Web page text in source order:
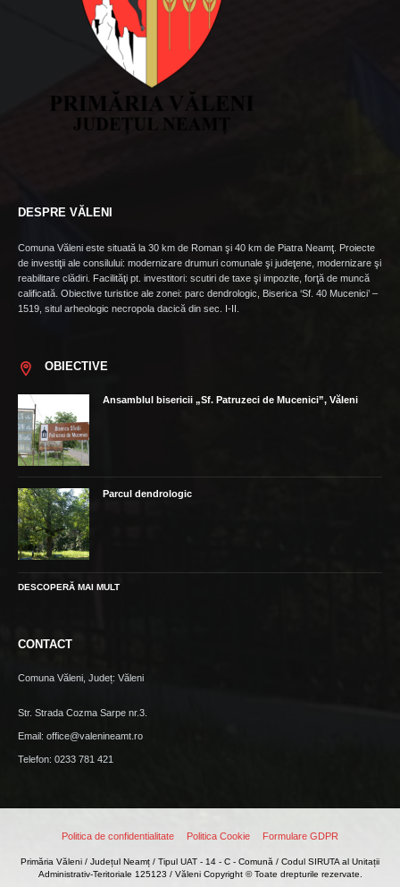
DESPRE VĂLENI
Comuna Văleni este situată la 30 km de Roman şi 40 km de Piatra Neamţ. Proiecte
de investiţii ale consilului: modernizare drumuri comunale şi judeţene, modernizare şi
reabilitare clădiri. Facilităţi pt. investitori: scutiri de taxe şi impozite, forţă de muncă
calificată. Obiective turistice ale zonei: parc dendrologic, Biserica ‘Sf. 40 Mucenici’ –
1519, situl arheologic necropola dacică din sec. I-II.
OBIECTIVE
Ansamblul bisericii „Sf. Patruzeci de Mucenici”, Văleni
Parcul dendrologic
DESCOPERĂ MAI MULT
CONTACT
Comuna Văleni, Județ: Văleni
Str. Strada Cozma Sarpe nr.3.
Email: office@valenineamt.ro
Telefon: 0233 781 421
Politica de confidentialitate Politica Cookie Formulare GDPR
Primăria Văleni / Județul Neamț / Tipul UAT - 14 - C - Comună / Codul SIRUTA al Unitații
Administrativ-Teritoriale 125123 / Văleni Copyright © Toate drepturile rezervate.